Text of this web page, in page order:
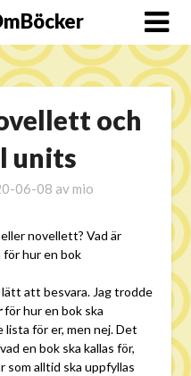
och
units
06-08 av mio
novellett? Vad är
för hur en bok
att besvara. Jag trodde
för hur en bok ska
lista för er, men nej. Det
en bok ska kallas för,
som alltid ska uppfyllas